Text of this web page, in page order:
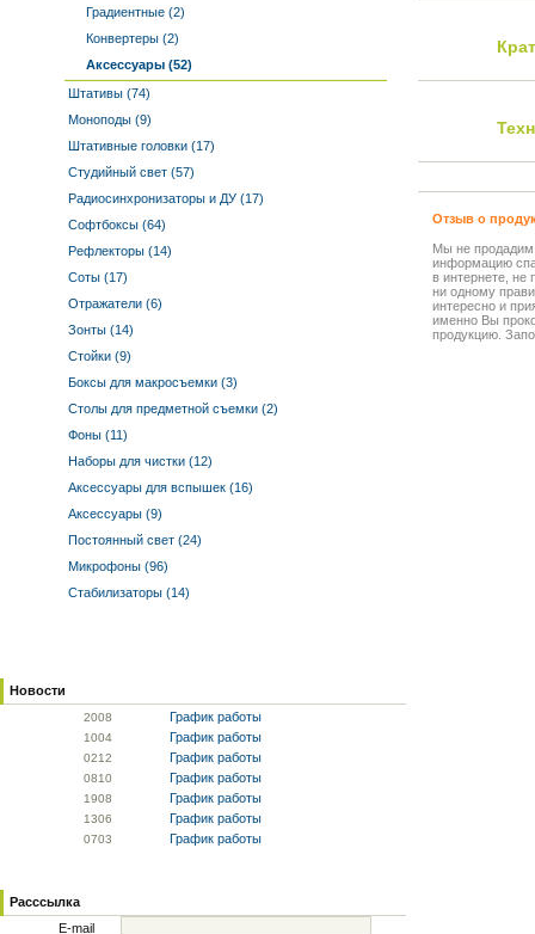
Градиентные (2)
Конвертеры (2)
Аксессуары (52)
Штативы (74)
Моноподы (9)
Штативные головки (17)
Студийный свет (57)
Радиосинхронизаторы и ДУ (17)
Софтбоксы (64)
Рефлекторы (14)
Соты (17)
Отражатели (6)
Зонты (14)
Стойки (9)
Боксы для макросъемки (3)
Столы для предметной съемки (2)
Фоны (11)
Наборы для чистки (12)
Аксессуары для вспышек (16)
Аксессуары (9)
Постоянный свет (24)
Микрофоны (96)
Стабилизаторы (14)
Новости
2008 График работы
1004 График работы
0212 График работы
0810 График работы
1908 График работы
1306 График работы
0703 График работы
Расссылка
E-mail
Отзыв о
Мы не
информацию
в интернете, не
ни одному
интересно и
именно Вы
продукцию.